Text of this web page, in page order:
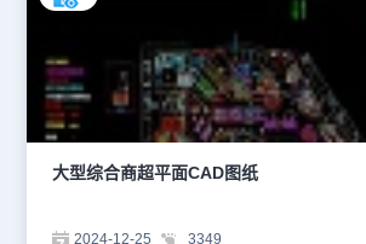
用CAD软件绘制的商业中心一层平面CAD图纸。
面CAD图纸绘制了墙体、柱子等建筑的基本支撑
功能或类型的墙体，使用不同的线宽进行区别绘
承，使用加粗的实线绘制，避免施工时出现误操
安全稳定。电梯与扶梯在商业中心的垂直交通中
CAD图纸上有着详细且精确的标注。电梯的位置
矩形表示，代表电梯井道，轿厢则在井道内用较
不同的线条样式区分轿厢与井道。想要查看更多
家可以在浩辰CAD官网进行查询。本CAD制图素
大型综合商超平面CAD图纸
2024-12-25 3349